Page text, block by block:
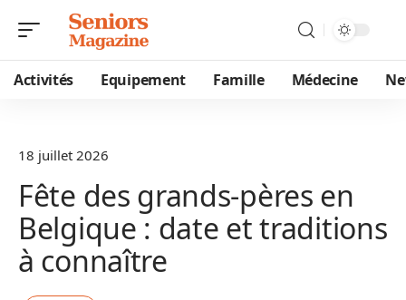
Activités Equipement Famille Médecine
18 juillet 2026
Fête des grands-pères en
Belgique : date et traditions
à connaître